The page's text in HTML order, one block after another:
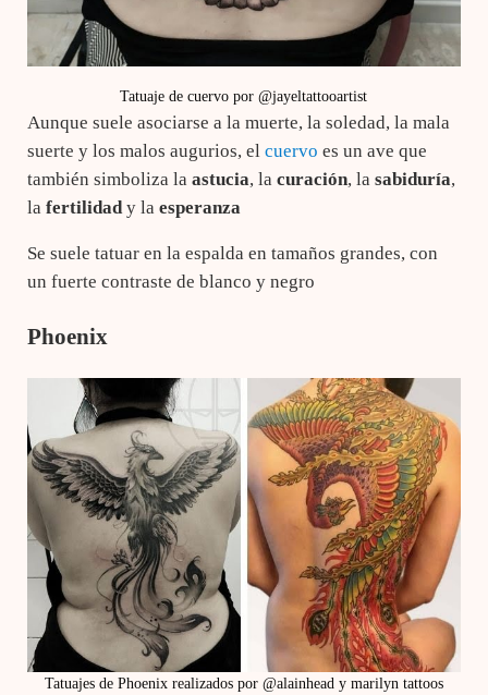
Tatuaje de cuervo por @jayeltattooartist
Aunque suele asociarse a la muerte, la soledad, la mala
suerte y los malos augurios, el cuervo es un ave que
también simboliza la astucia, lacuración, la sabiduría,
la fertilidady la esperanza
Se suele tatuar en la espalda en tamaños grandes, con
un fuerte contraste de blanco y negro
Phoenix
Tatuajes de Phoenix realizados por @alainhead y marilyn tattoos